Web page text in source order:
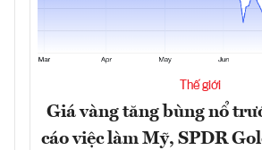
Thế giới
Giá vàng tăng bùng nổ
cáo việc làm Mỹ, SPDR